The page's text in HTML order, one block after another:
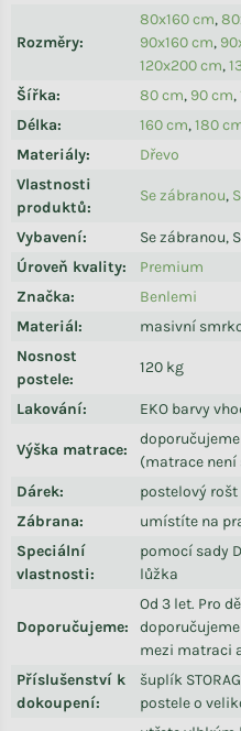
Rozměry:
80x160 cm,
90x160 cm,
120x200 cm,
Šířka: 80 cm, 90 cm,
Délka: 160 cm,180
Materiály:
Dřevo
Vlastnosti
produktů:
Se zábranou,
Vybavení:
Se zábranou,
Úroveň kvality:
Premium
Značka:
Benlemi
Materiál:
masivní
Nosnost
postele:
120 kg
Lakování: EKO barvy
Výška matrace:
doporučujeme
(matrace
Dárek:
postelový rošt
Zábrana:
umístíte na
Speciální
vlastnosti:
pomocí sady
lůžka
Doporučujeme:
Od 3 let. Pro
mezi matraci
Příslušenství k
dokoupení:
šuplík
postele o